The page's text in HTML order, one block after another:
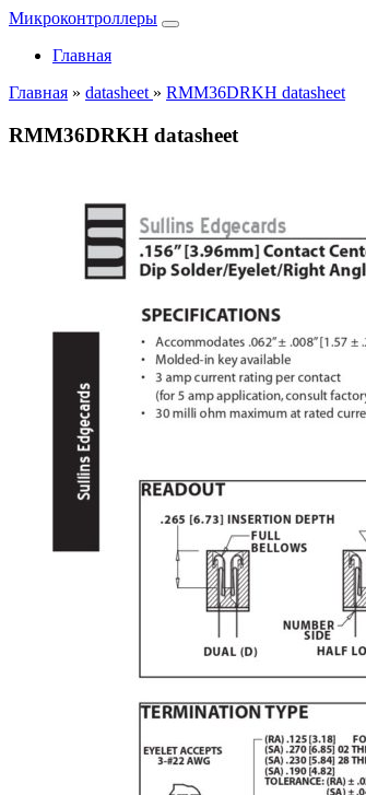
Микроконтроллеры
Главная
Главная » datasheet » RMM36DRKH datasheet
RMM36DRKH datasheet